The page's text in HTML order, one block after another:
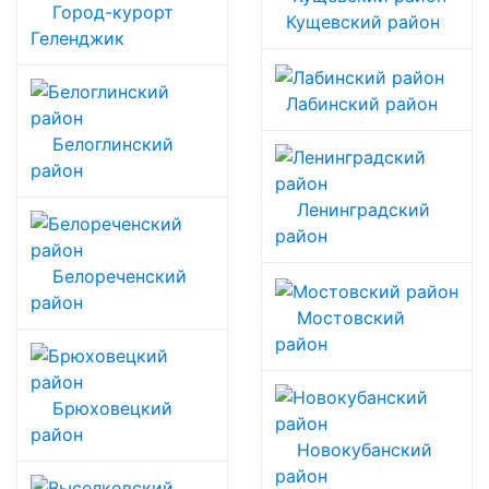
Город-курорт
Геленджик
Белоглинский
район
Белореченский
район
Брюховецкий
район
Кущевский район
Лабинский район
Ленинградский
район
Мостовский
район
Новокубанский
район